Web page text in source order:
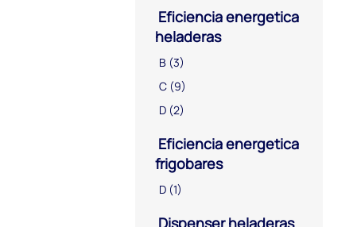
Eficiencia energetica
heladeras
B (3)
C (9)
D (2)
Eficiencia energetica
frigobares
D (1)
Dispenser heladeras